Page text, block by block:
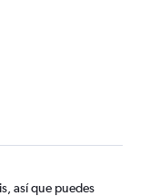
así que puedes